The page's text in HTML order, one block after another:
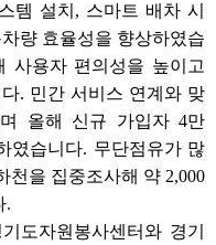
템 설치, 스마트 배차 시
량 효율성을 향상하였습
사용자 편의성을 높이고
. 민간 서비스 연계와 맞
올해 신규 가입자 4만
였습니다. 무단점유가 많
천을 집중조사해 약 2,000
.
도자원봉사센터와 경기